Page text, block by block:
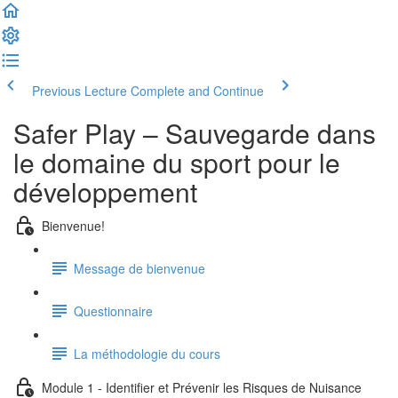
Previous Lecture Complete and Continue
Safer Play – Sauvegarde dans
le domaine du sport pour le
développement
Bienvenue!
Message de bienvenue
Questionnaire
La méthodologie du cours
Module 1 - Identifier et Prévenir les Risques de Nuisance